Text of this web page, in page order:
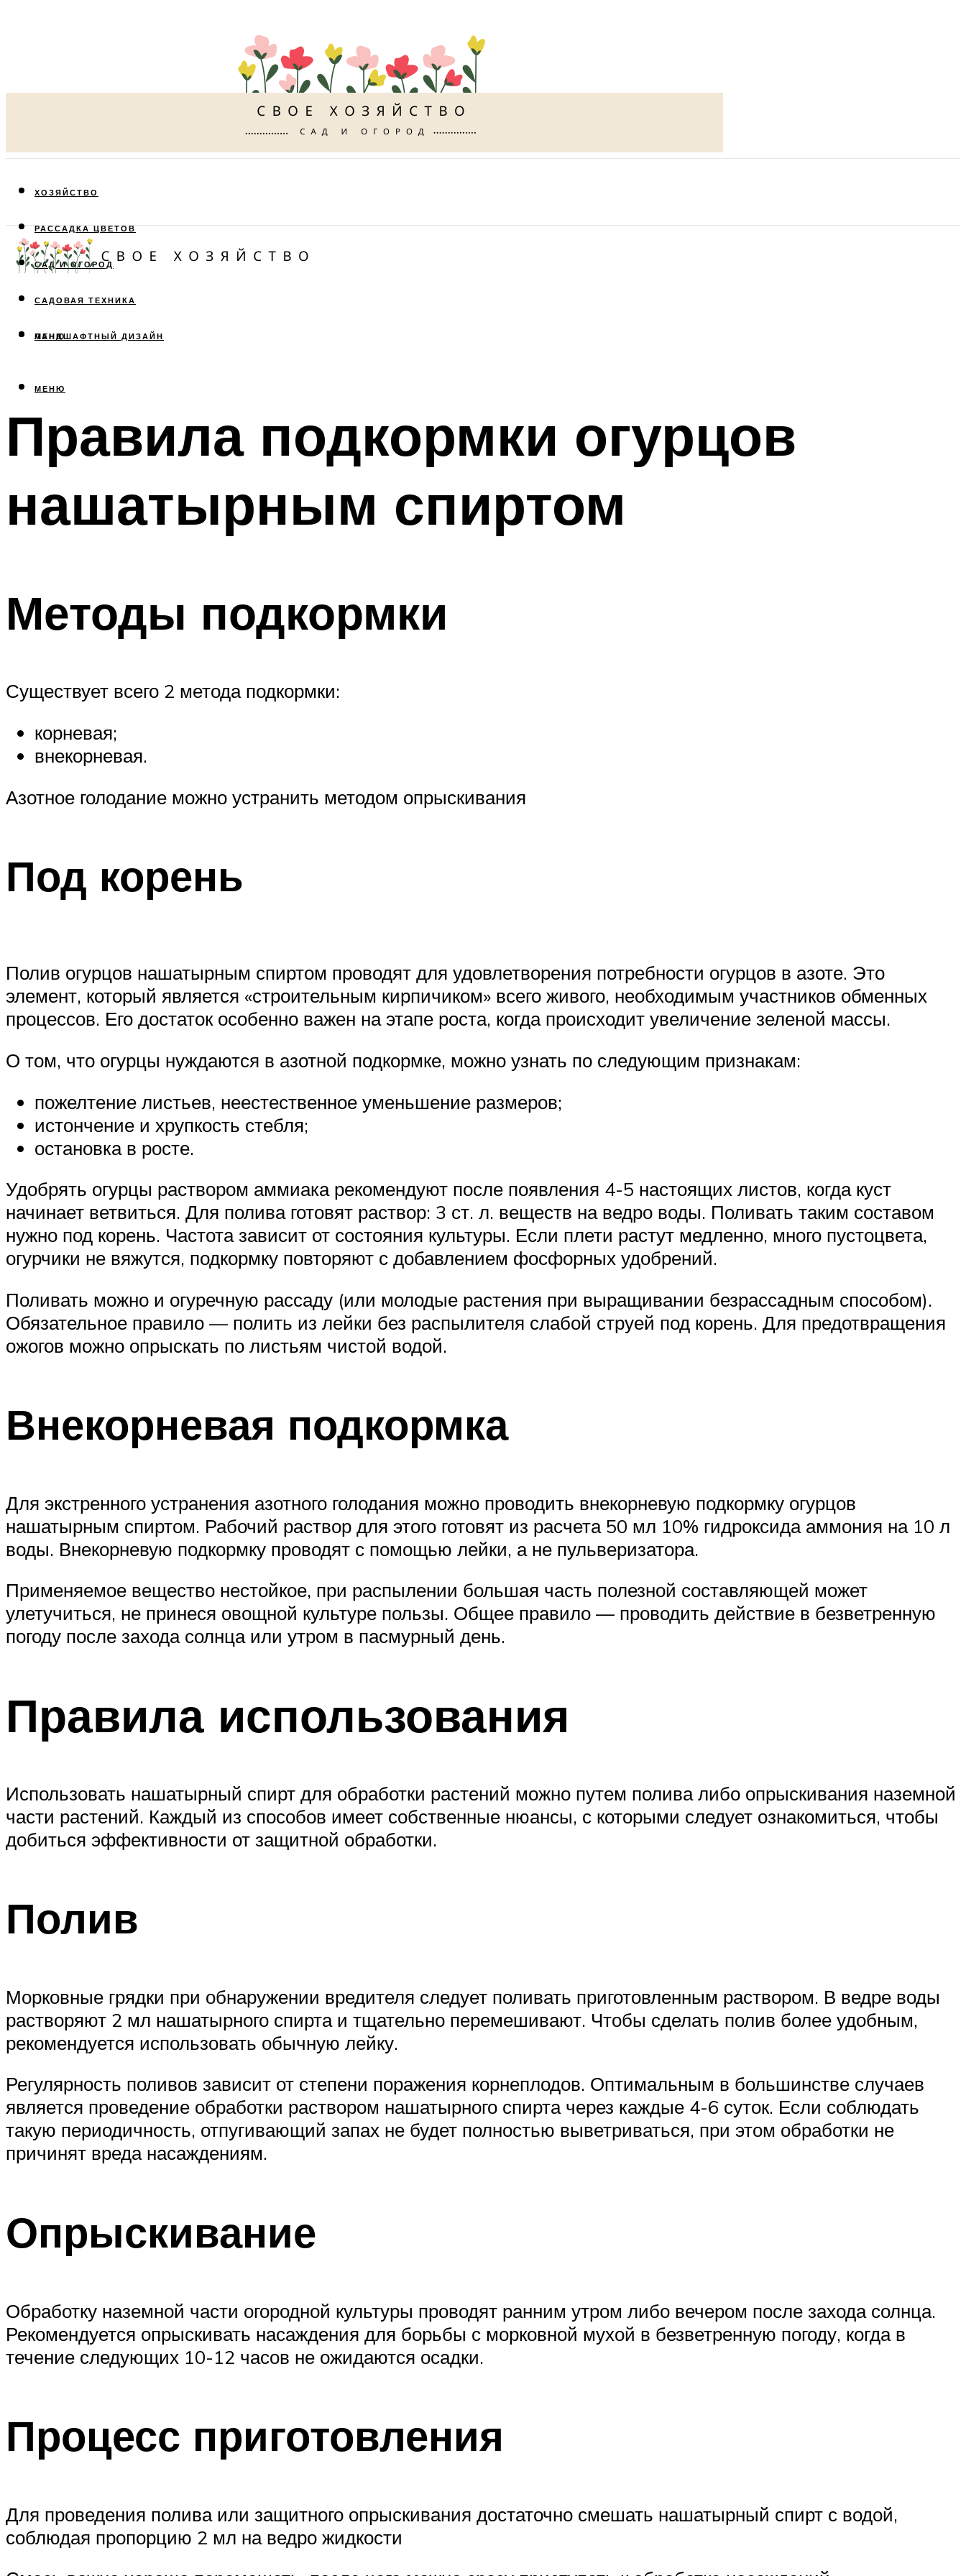
ХОЗЯЙСТВО
РАССАДКА ЦВЕТОВ
САД И ОГОРОД
САДОВАЯ ТЕХНИКА
ЛАНДШАФТНЫЙ ДИЗАЙН
МЕНЮ
МЕНЮ
Правила подкормки огурцов
нашатырным спиртом
Методы подкормки
Существует всего 2 метода подкормки:
корневая;
внекорневая.
Азотное голодание можно устранить методом опрыскивания
Под корень
Полив огурцов нашатырным спиртом проводят для удовлетворения потребности огурцов в азоте. Это
элемент, который является «строительным кирпичиком» всего живого, необходимым участников обменных
процессов. Его достаток особенно важен на этапе роста, когда происходит увеличение зеленой массы.
О том, что огурцы нуждаются в азотной подкормке, можно узнать по следующим признакам:
пожелтение листьев, неестественное уменьшение размеров;
истончение и хрупкость стебля;
остановка в росте.
Удобрять огурцы раствором аммиака рекомендуют после появления 4-5 настоящих листов, когда куст
начинает ветвиться. Для полива готовят раствор: 3 ст. л. веществ на ведро воды. Поливать таким составом
нужно под корень. Частота зависит от состояния культуры. Если плети растут медленно, много пустоцвета,
огурчики не вяжутся, подкормку повторяют с добавлением фосфорных удобрений.
Поливать можно и огуречную рассаду (или молодые растения при выращивании безрассадным способом).
Обязательное правило — полить из лейки без распылителя слабой струей под корень. Для предотвращения
ожогов можно опрыскать по листьям чистой водой.
Внекорневая подкормка
Для экстренного устранения азотного голодания можно проводить внекорневую подкормку огурцов
нашатырным спиртом. Рабочий раствор для этого готовят из расчета 50 мл 10% гидроксида аммония на 10 л
воды. Внекорневую подкормку проводят с помощью лейки, а не пульверизатора.
Применяемое вещество нестойкое, при распылении большая часть полезной составляющей может
улетучиться, не принеся овощной культуре пользы. Общее правило — проводить действие в безветренную
погоду после захода солнца или утром в пасмурный день.
Правила использования
Использовать нашатырный спирт для обработки растений можно путем полива либо опрыскивания наземной
части растений. Каждый из способов имеет собственные нюансы, с которыми следует ознакомиться, чтобы
добиться эффективности от защитной обработки.
Полив
Морковные грядки при обнаружении вредителя следует поливать приготовленным раствором. В ведре воды
растворяют 2 мл нашатырного спирта и тщательно перемешивают. Чтобы сделать полив более удобным,
рекомендуется использовать обычную лейку.
Регулярность поливов зависит от степени поражения корнеплодов. Оптимальным в большинстве случаев
является проведение обработки раствором нашатырного спирта через каждые 4-6 суток. Если соблюдать
такую периодичность, отпугивающий запах не будет полностью выветриваться, при этом обработки не
причинят вреда насаждениям.
Опрыскивание
Обработку наземной части огородной культуры проводят ранним утром либо вечером после захода солнца.
Рекомендуется опрыскивать насаждения для борьбы с морковной мухой в безветренную погоду, когда в
течение следующих 10-12 часов не ожидаются осадки.
Процесс приготовления
Для проведения полива или защитного опрыскивания достаточно смешать нашатырный спирт с водой,
соблюдая пропорцию 2 мл на ведро жидкости